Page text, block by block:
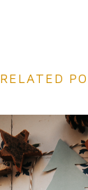
RELATED